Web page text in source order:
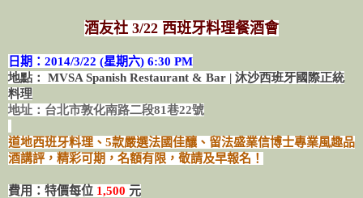
酒友社 3/22 西班牙料理餐酒會
日期：2014/3/22 (星期六) 6:30 PM
地點：
MVSA Spanish Restaurant & Bar | 沐沙西班牙國際正統
料理
地址：台北市敦化南路二段81巷22號
道地西班牙料理、5款嚴選法國佳釀、留法盛業信博士專業風趣品
酒講評，精彩可期，名額有限，敬請及早報名！
費用：特價每位 1,500 元